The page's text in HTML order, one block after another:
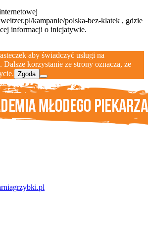
kampanie/polska-bez-klatek , gdzie
informacji o inicjatywie.
aby świadczyć usługi na
korzystanie ze strony oznacza, że
Zgoda